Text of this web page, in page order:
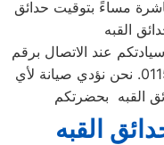
مساءً بتوقيت حدائق
عند الاتصال برقم
خدمة بيكو الموحَّد، وهو 01154008110. نحن نؤدي صيانة لأي
القبه